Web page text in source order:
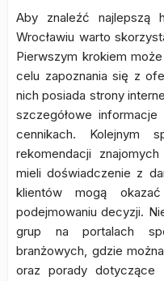
Aby znaleźć najlepszą
Wrocławiu warto
Pierwszym krokiem
celu zapoznania się z
nich posiada strony
szczegółowe
cennikach. Kolejnym
rekomendacji
mieli doświadczenie z
klientów mogą
podejmowaniu decyzji.
grup na portalach
branżowych, gdzie
oraz porady dotyczące